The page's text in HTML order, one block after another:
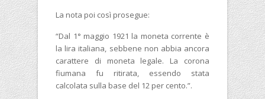
La nota poi così prosegue:
“Dal 1° maggio 1921 la moneta corrente è
la lira italiana, sebbene non abbia ancora
carattere di moneta legale. La corona
fiumana fu ritirata, essendo stata
calcolata sulla base del 12 per cento.”.